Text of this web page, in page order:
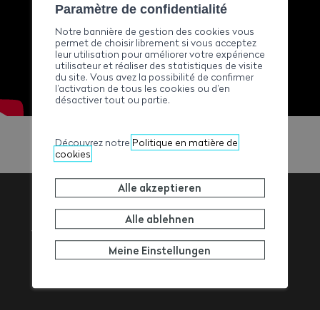
Walliser
Baumeisterverband
Paramètre de confidentialité
Notre bannière de gestion des cookies vous
permet de choisir librement si vous acceptez
leur utilisation pour améliorer votre expérience
utilisateur et réaliser des statistiques de visite
du site. Vous avez la possibilité de confirmer
l’activation de tous les cookies ou d’en
désactiver tout ou partie.
Découvrez notre Politique en matière de
cookies
Alle akzeptieren
Alle ablehnen
Meine Einstellungen